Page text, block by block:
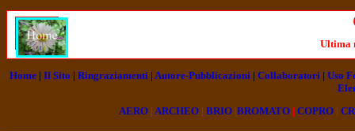
Ultima
Home| Il Sito | Ringraziamenti| Autore-Pubblicazioni| Collaboratori| Uso
AERO | ARCHEO | BRIO |BROMATO | COPRO |